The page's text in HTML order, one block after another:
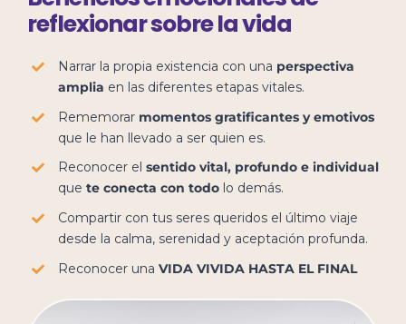
reflexionar sobre la vida
Narrar la propia existencia con una perspectiva
amplia en las diferentes etapas vitales.
Rememorar momentos gratificantes y emotivos
que le han llevado a ser quien es.
Reconocer el sentido vital, profundo e individual
que te conecta con todolo demás.
Compartir con tus seres queridos el último viaje
desde la calma, serenidad y aceptación profunda.
Reconocer una VIDA VIVIDA HASTA EL FINAL